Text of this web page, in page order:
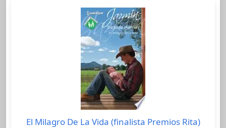
El Milagro De La Vida (finalista Premios Rita)